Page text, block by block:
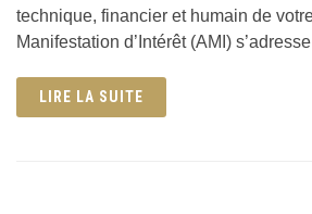
technique, financier et humain de
Manifestation d’Intérêt (AMI)
LIRE LA SUITE